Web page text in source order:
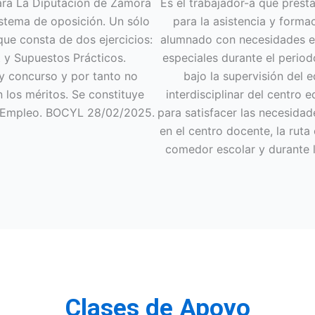
de oposición. Un sólo
consta de dos ejercicios:
y Supuestos Prácticos.
concurso y por tanto no
los méritos. Se constituye
BOCYL 28/02/2025.
para la asistencia y
alumnado con necesidades
especiales durante el
bajo la supervisión del
interdisciplinar del centro
para satisfacer las
en el centro docente, la ruta
comedor escolar y durante
Clases de Apoyo